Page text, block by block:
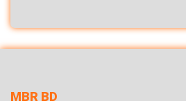
MBR BD